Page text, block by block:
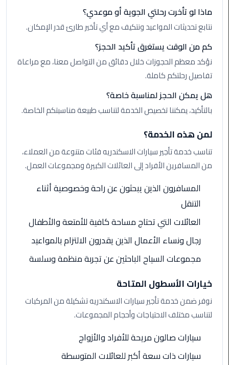
ليموزين
مطار
القاهرة
ليموزين
السخنة
ليموزين
مطار
ليموزين
القاهرة
ليموزين
العرب
ليموزين
الخط
الساخن
ليموزين
مطار
العلمين
ماذا لو تأخرت رحلتي الجوية أو موعدي؟
نتابع تحديثات المواعيد ونتكيف مع أي تأخير طارئ قدر الإمكان.
كم من الوقت يستغرق تأكيد الحجز؟
نؤكد معظم الحجوزات خلال دقائق من التواصل معنا، مع مراعاة
تفاصيل رحلتكم كاملة.
هل يمكن الحجز لمناسبة خاصة؟
بالتأكيد، يمكننا تخصيص الخدمة لتناسب طبيعة مناسبتكم الخاصة.
لمن هذه الخدمة؟
تناسب خدمة تأجير سيارات الاسكندريه فئات متنوعة من العملاء،
من المسافرين الأفراد إلى العائلات الكبيرة ومجموعات العمل.
المسافرون الذين يبحثون عن راحة وخصوصية أثناء
التنقل
العائلات التي تحتاج مساحة كافية للأمتعة والأطفال
رجال ونساء الأعمال الذين يقدرون الالتزام بالمواعيد
مجموعات السياح الباحثين عن تجربة منظمة وسلسة
خيارات الأسطول المتاحة
نوفر ضمن خدمة تأجير سيارات الاسكندريه تشكيلة من المركبات
لتناسب مختلف الاحتياجات وأحجام المجموعات.
سيارات صالون مريحة للأفراد والأزواج
سيارات ذات سعة أكبر للعائلات المتوسطة